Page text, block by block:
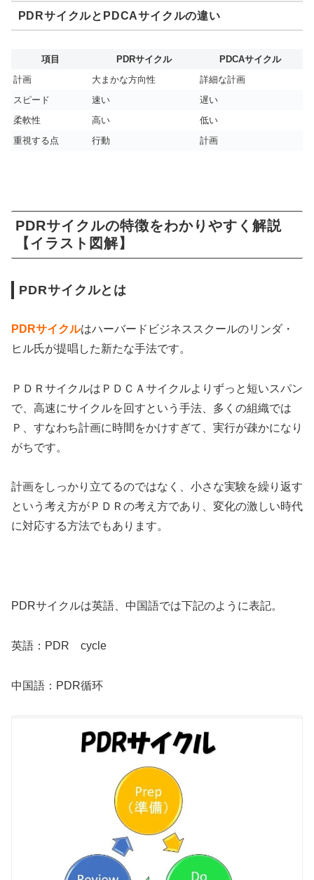
PDRサイクルとPDCAサイクルの違い
項目 PDRサイクル
PDCAサイクル
計画
大まかな方向性
詳細な計画
スピード
速い
遅い
柔軟性
高い
低い
重視する点
行動 計画
PDRサイクルの特徴をわかりやすく解説
【イラスト図解】
PDRサイクルとは
PDRサイクルはハーバードビジネススクールのリンダ・
ヒル氏が提唱した新たな手法です。
ＰＤＲサイクルはＰＤＣＡサイクルよりずっと短いスパン
で、高速にサイクルを回すという手法、多くの組織では
Ｐ、すなわち計画に時間をかけすぎて、実行が疎かになり
がちです。
計画をしっかり立てるのではなく、小さな実験を繰り返す
という考え方がＰＤＲの考え方であり、変化の激しい時代
に対応する方法でもあります。
PDRサイクルは英語、中国語では下記のように表記。
英語：PDR cycle
中国語：PDR循环